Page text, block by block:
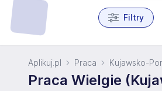
Filtry
Aplikuj.pl Praca Kujawsko-
Praca Wielgie